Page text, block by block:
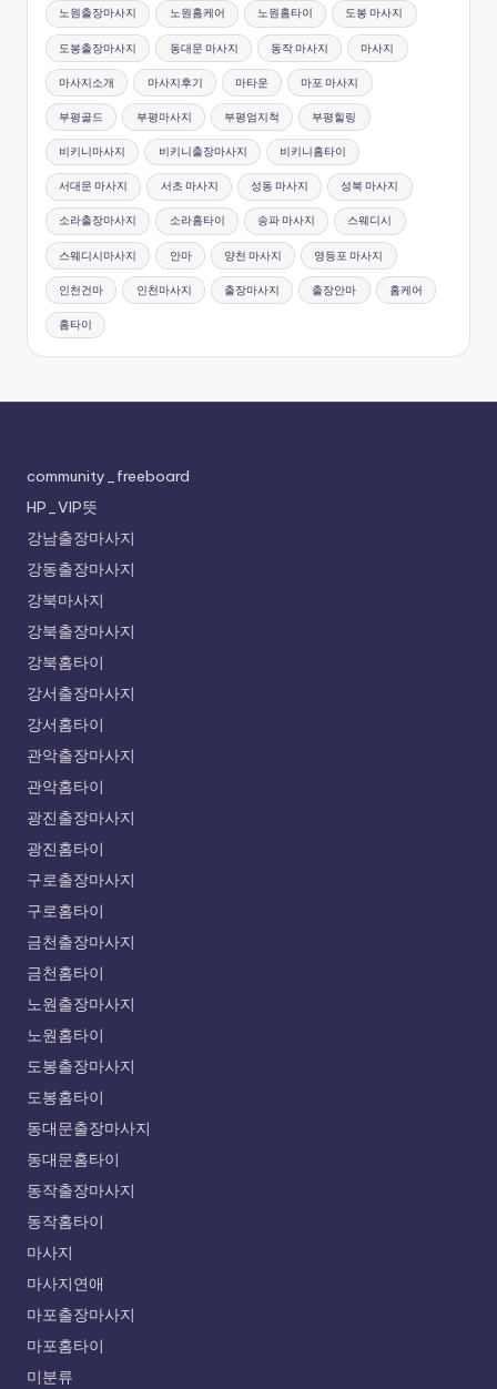
노원출장마사지 노원홈케어 노원홈타이 도봉 마사지
도봉출장마사지 동대문 마사지 동작 마사지 마사지
마사지소개 마사지후기 마타운 마포 마사지
부평골드 부평마사지 부평엄지척 부평힐링
비키니마사지 비키니출장마사지 비키니홈타이
서대문 마사지 서초 마사지 성동 마사지 성북 마사지
소라출장마사지 소라홈타이 송파 마사지 스웨디시
스웨디시마사지 안마 양천 마사지 영등포 마사지
인천건마 인천마사지 출장마사지 출장안마 홈케어
홈타이
community_freeboard
HP_VIP뜻
강남출장마사지
강동출장마사지
강북마사지
강북출장마사지
강북홈타이
강서출장마사지
강서홈타이
관악출장마사지
관악홈타이
광진출장마사지
광진홈타이
구로출장마사지
구로홈타이
금천출장마사지
금천홈타이
노원출장마사지
노원홈타이
도봉출장마사지
도봉홈타이
동대문출장마사지
동대문홈타이
동작출장마사지
동작홈타이
마사지
마사지연애
마포출장마사지
마포홈타이
미분류